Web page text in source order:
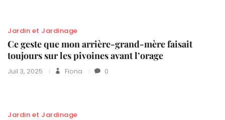
Jardin et Jardinage
Ce geste que mon arrière-grand-mère faisait
toujours sur les pivoines avant l’orage
Juil 3, 2025 Fiona 0
Jardin et Jardinage